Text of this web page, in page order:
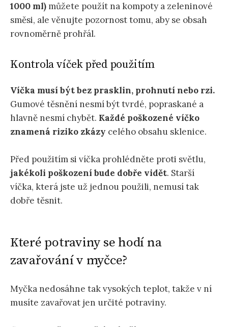
1000 ml) můžete použít na kompoty a zeleninové
směsi, ale věnujte pozornost tomu, aby se obsah
rovnoměrně prohřál.
Kontrola víček před použitím
Víčka musí být bez prasklin, prohnutí nebo rzi.
Gumové těsnění nesmí být tvrdé, popraskané a
hlavně nesmí chybět. Každé poškozené víčko
znamená riziko zkázy celého obsahu sklenice.
Před použitím si víčka prohlédněte proti světlu,
jakékoli poškození bude dobře vidět. Starší
víčka, která jste už jednou použili, nemusí tak
dobře těsnit.
Které potraviny se hodí na
zavařování v myčce?
Myčka nedosáhne tak vysokých teplot, takže v ní
musíte zavařovat jen určité potraviny.